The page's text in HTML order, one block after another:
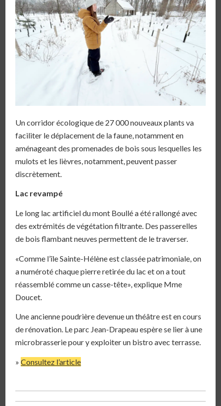
Un corridor écologique de 27 000 nouveaux plants va
faciliter le déplacement de la faune, notamment en
aménageant des promenades de bois sous lesquelles les
mulots et les lièvres, notamment, peuvent passer
discrètement.
Lac revampé
Le long lac artificiel du mont Boullé a été rallongé avec
des extrémités de végétation filtrante. Des passerelles
de bois flambant neuves permettent de le traverser.
«Comme l’île Sainte-Hélène est classée patrimoniale, on
a numéroté chaque pierre retirée du lac et on a tout
réassemblé comme un casse-tête», explique Mme
Doucet.
Une ancienne poudrière devenue un théâtre est en cours
de rénovation. Le parc Jean-Drapeau espère se lier à une
microbrasserie pour y exploiter un bistro avec terrasse.
»Consultez l’article